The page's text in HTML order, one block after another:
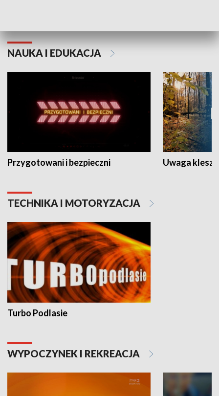
NAUKA I EDUKACJA
Przygotowani i bezpieczni Uwaga
TECHNIKA I MOTORYZACJA
Turbo Podlasie
WYPOCZYNEK I REKREACJA